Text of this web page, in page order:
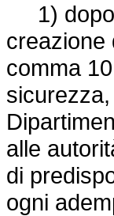
1) dopo
creazione
comma
alle
di
ogni